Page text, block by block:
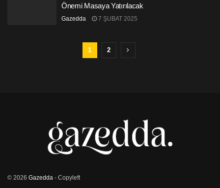
Önemi Masaya Yatırılacak
Gazedda 7 ŞUBAT 2025
1 2
© 2026 Gazedda - Copyleft